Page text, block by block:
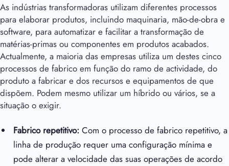
As indústrias transformadoras utilizam diferentes processos
para elaborar produtos, incluindo maquinaria, mão-de-obra e
software, para automatizar e facilitar a transformação de
matérias-primas ou componentes em produtos acabados.
Actualmente, a maioria das empresas utiliza um destes cinco
processos de fabrico em função do ramo de actividade, do
produto a fabricar e dos recursos e equipamentos de que
dispõem. Podem mesmo utilizar um híbrido ou vários, se a
situação o exigir.
Fabrico repetitivo: Com o processo de fabrico repetitivo, a
linha de produção requer uma configuração mínima e
pode alterar a velocidade das suas operações de acordo